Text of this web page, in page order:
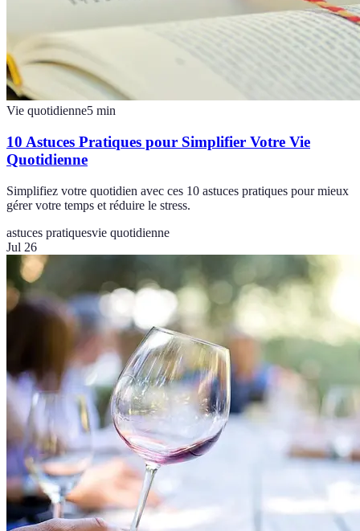
Vie quotidienne5 min
10 Astuces Pratiques pour Simplifier Votre Vie
Quotidienne
Simplifiez votre quotidien avec ces 10 astuces pratiques pour mieux
gérer votre temps et réduire le stress.
astuces pratiquesvie quotidienne
Jul 26